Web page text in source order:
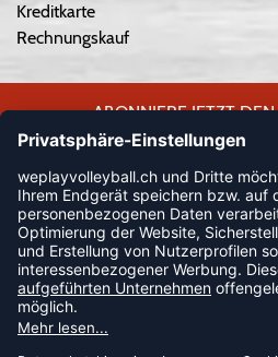
Kreditkarte
Rechnungskauf
ABONNIERE JETZT
WEPLAYVOLLEYBALL-
JETZT
FOLLOW